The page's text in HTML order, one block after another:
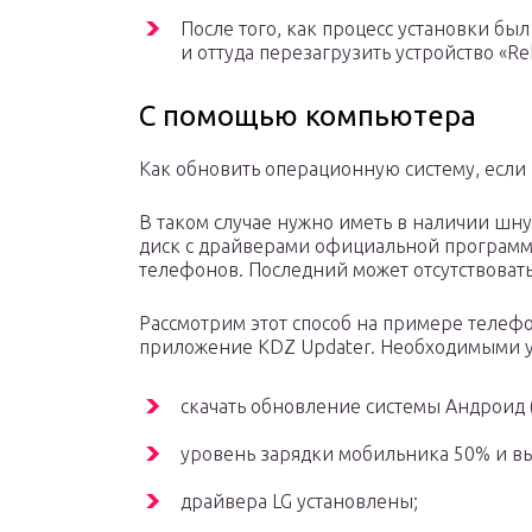
После того, как процесс установки
и оттуда перезагрузить устройство
С помощью компьютера
Как обновить операционную систему, если
В таком случае нужно иметь в наличии
диск с драйверами официальной
телефонов. Последний может
Рассмотрим этот способ на примере
приложение KDZ Updater. Необходимыми
скачать обновление системы
уровень зарядки мобильника 50% и
драйвера LG установлены;